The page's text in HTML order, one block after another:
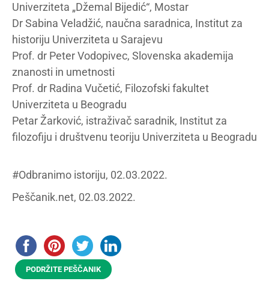
Univerziteta „Džemal Bijedić“, Mostar
Dr Sabina Veladžić, naučna saradnica, Institut za
historiju Univerziteta u Sarajevu
Prof. dr Peter Vodopivec, Slovenska akademija
znanosti in umetnosti
Prof. dr Radina Vučetić, Filozofski fakultet
Univerziteta u Beogradu
Petar Žarković, istraživač saradnik, Institut za
filozofiju i društvenu teoriju Univerziteta u Beogradu
#Odbranimo istoriju, 02.03.2022.
Peščanik.net, 02.03.2022.
PODRŽITE PEŠČANIK